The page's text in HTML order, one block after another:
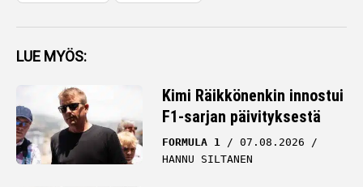
LUE MYÖS:
Kimi Räikkönenkin innostui
F1-sarjan päivityksestä
FORMULA 1
07.08.2026
HANNU SILTANEN